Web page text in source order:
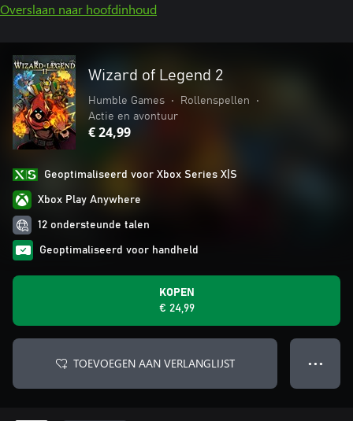
Overslaan naar hoofdinhoud
Wizard of Legend 2
Humble Games • Rollenspellen
•
Actie en avontuur
€ 24,99
Geoptimaliseerd voor Xbox Series X|S
Xbox Play Anywhere
12 ondersteunde talen
Geoptimaliseerd voor handheld
KOPEN
€ 24,99
TOEVOEGEN AAN VERLANGLIJST ● ● ●